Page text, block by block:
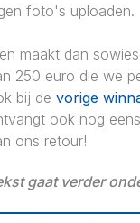
foto's uploaden.
maakt dan
250 euro die we
bij de vorige
ook nog
ons retour!
gaat verder